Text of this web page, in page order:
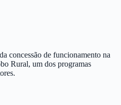
concessão de funcionamento na
Rural, um dos programas